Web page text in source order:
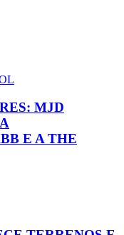
MJD
E A THE